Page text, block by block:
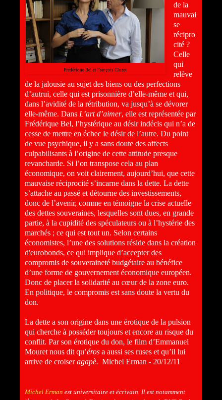
Frédérique Bel et François Cluzet
de la
mauvai
se
récipro
cité ?
Celle
qui
relève
de la jalousie au sujet des biens ou des perfections
d’autrui, celle qui est prisonnière d’elle-même et qui,
dans l’avidité de la rétribution, va jusqu’à se dévorer
elle-même. Dans L’art d’aimer, elle est représentée par
Frédérique Bel, l’hystérique au désir indécis qui n’a de
cesse de mettre en échec le désir de l’autre. Du point
de vue psychique, il y a sans doute des affects
culpabilisants à l’origine de cette attitude presque
revancharde. Si l’on transpose cela au plan
économique, on voit clairement, aujourd’hui, que cette
mauvaise réciprocité s’incarne dans la dette. La dette
s’attache au passé et détourne des investissements,
donc de l’avenir, comme en témoigne la crise actuelle
des dettes souveraines, lesquelles sont dues, en grande
partie, à la cupidité des spéculateurs ou à l’hystérie des
marchés ; ce qui est tout un. Selon certains
économistes, l’une des solutions réside dans la création
d'eurobonds, ce qui implique d’accepter des
compromis de souveraineté budgétaire au bénéfice
d’une forme de gouvernement économique européen.
Donc de placer la solidarité au cœur de la zone euro.
En politique, le compromis est sans doute la vertu du
don.
La dette a son origine dans une érotique de la pulsion
qui cherche à posséder toujours et encore au risque du
conflit. Par son érotique du don, le film d’Emmanuel
Mouret nous dit qu’éros a aussi ses ruses et qu’il lui
arrive de croiseragapè. Michel Erman - 20/12/11
Michel Erman est universitaire et écrivain. Il est notamment